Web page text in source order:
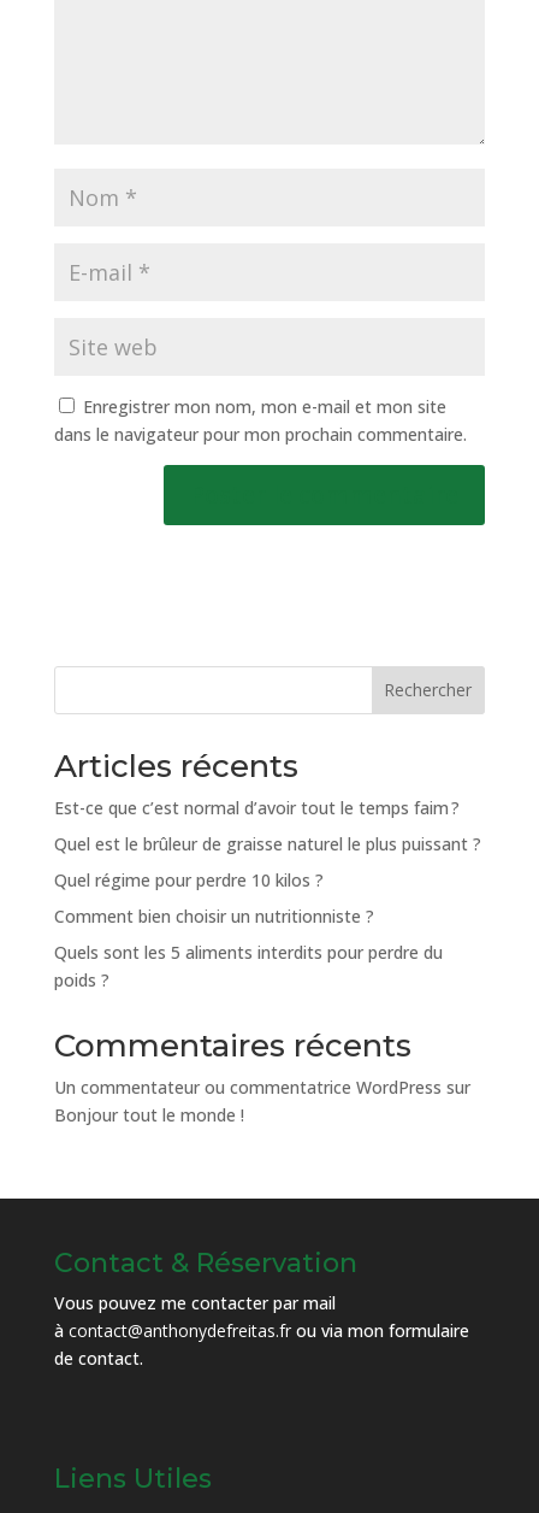
Enregistrer mon nom, mon e-mail et mon site
dans le navigateur pour mon prochain commentaire.
Rechercher
Articles récents
Est-ce que c’est normal d’avoir tout le temps faim ?
Quel est le brûleur de graisse naturel le plus puissant ?
Quel régime pour perdre 10 kilos ?
Comment bien choisir un nutritionniste ?
Quels sont les 5 aliments interdits pour perdre du
poids ?
Commentaires récents
Un commentateur ou commentatrice WordPress sur
Bonjour tout le monde !
Contact & Réservation
Vous pouvez me contacter par mail
à contact@anthonydefreitas.frou via mon formulaire
de contact.
Liens Utiles